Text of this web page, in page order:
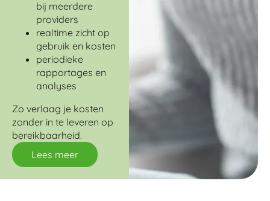
bij meerdere
providers
realtime zicht op
gebruik en kosten
periodieke
rapportages en
analyses
Zo verlaag je kosten
zonder in te leveren op
bereikbaarheid.
Lees meer